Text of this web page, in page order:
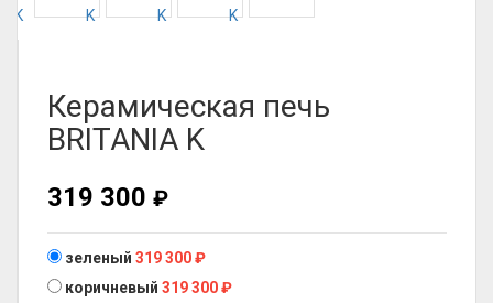
Керамическая печь
BRITANIA K
319 300 ₽
зеленый 319 300₽
коричневый 319 300₽